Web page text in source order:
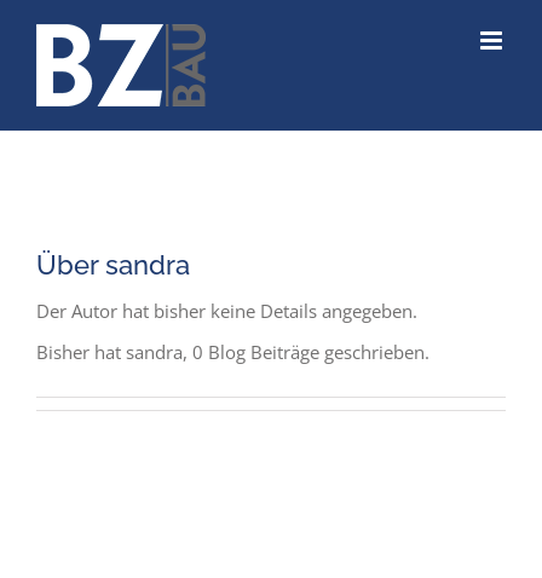
Zum
springen
Über sandra
Der Autor hat bisher keine Details angegeben.
Bisher hat sandra, 0 Blog Beiträge geschrieben.